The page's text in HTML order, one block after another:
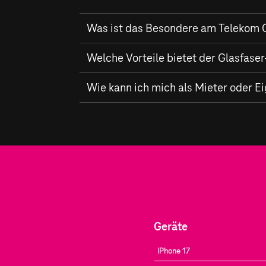
Was ist das Besondere am
In Hilchenbach baut die Telekom ein
und bis zu1.000 MBit/sim Upload
Welche Vorteile bietet der
Mit demGlasfaser-Ausbauder Telekom
Verbindung – ideal für Homeoffice,
Wie kann ich mich als Mieter oder
Geräte
iPhone 17